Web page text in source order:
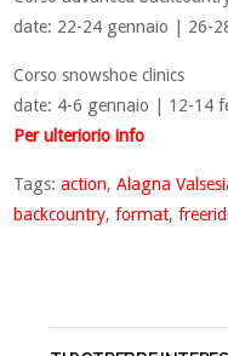
date: 22-24 gennaio | 26-
Corso snowshoe clinics
date: 4-6 gennaio | 12-14
Per ulteriorio info
Tags:action,Alagna
backcountry,format,